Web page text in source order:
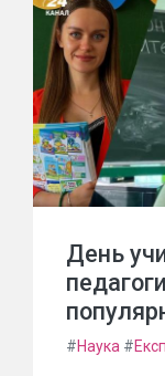
День
#Наука #